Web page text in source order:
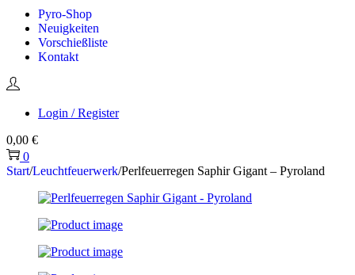
Pyro-Shop
Neuigkeiten
Vorschießliste
Kontakt
Login / Register
0,00 €
0
Start/Leuchtfeuerwerk/Perlfeuerregen Saphir Gigant – Pyroland